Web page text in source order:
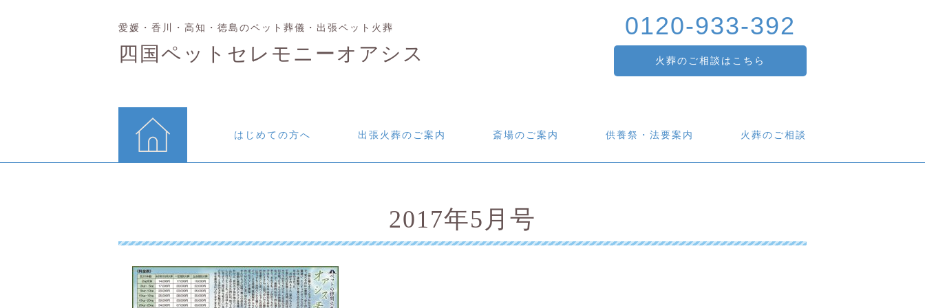
愛媛・香川・高知・徳島のペット葬儀・出張ペット火葬
四国ペットセレモニーオアシス
0120-933-392
火葬のご相談はこちら
はじめての方へ 出張火葬のご案内 斎場のご案内 供養祭・法要案内 火葬のご相談
2017年5月号